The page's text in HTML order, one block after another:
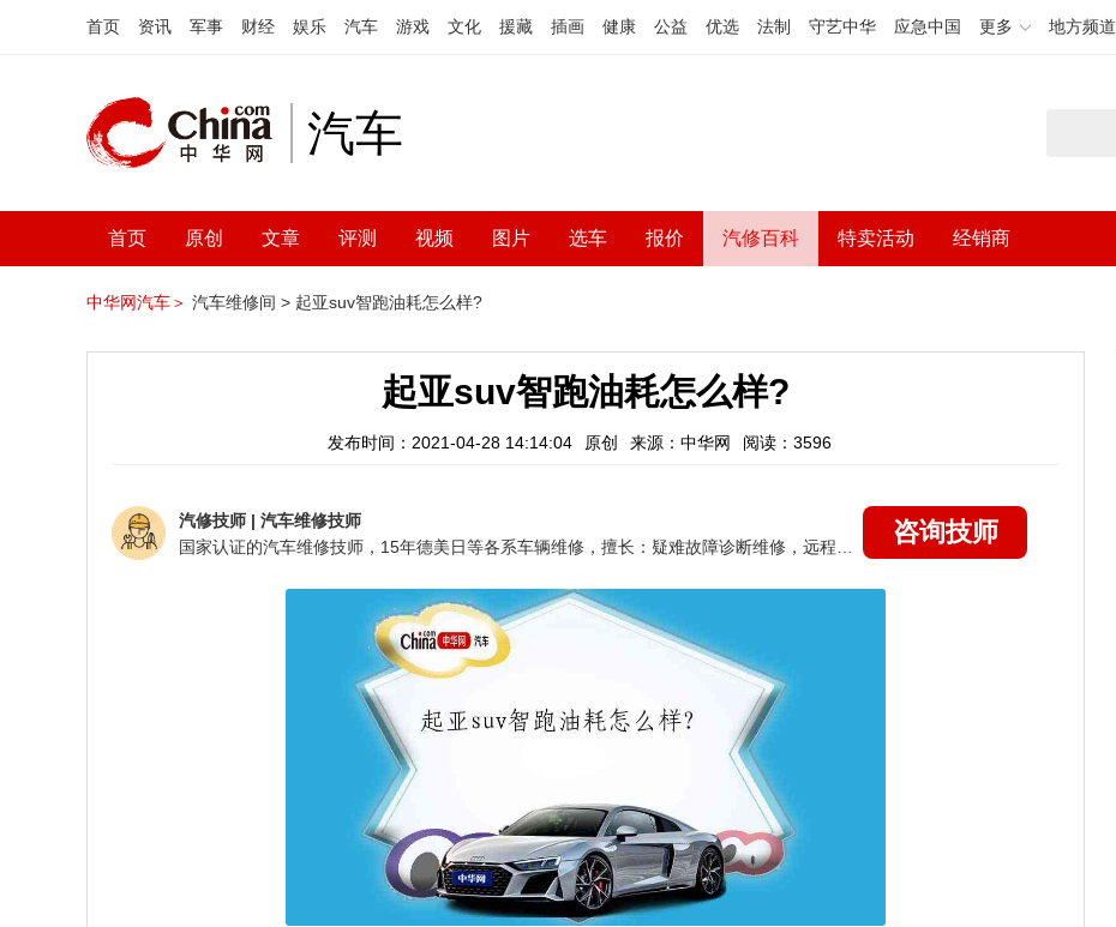
首页 资讯 军事 财经 娱乐 汽车 游戏 文化 援藏 插画 健康 公益 优选 法制 守艺中华 应急中国 更多 地方频道
汽车
首页 原创 文章 评测 视频 图片 选车 报价 汽修百科 特卖活动 经销商
中华网汽车＞ 汽车维修间 > 起亚suv智跑油耗怎么样?
起亚suv智跑油耗怎么样?
发布时间：2021-04-28 14:14:04 原创 来源：中华网 阅读：3596
汽修技师 | 汽车维修技师
咨询技师